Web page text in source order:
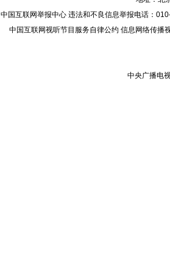
中国互联网举报中心违法和不良信息举报电话：
中国互联网视听节目服务自律公约 信息网络传播
中央广播电